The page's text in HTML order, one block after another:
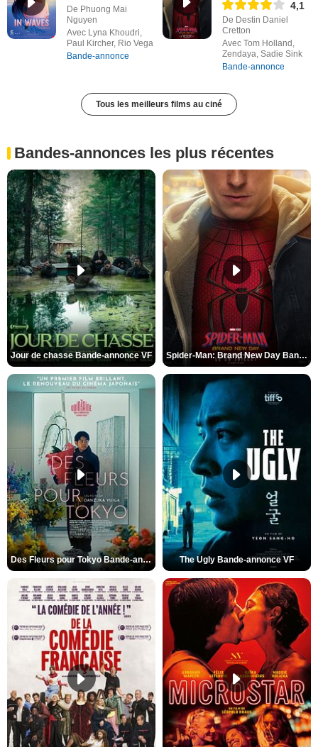
De Phuong Mai
Nguyen
Avec Lyna Khoudri,
Paul Kircher, Rio Vega
Bande-annonce
4,1
De Destin Daniel
Cretton
Avec Tom Holland,
Zendaya, Sadie Sink
Bande-annonce
Tous les meilleurs films au ciné
Bandes-annonces les plus récentes
Jour de chasse Bande-annonce VF Spider-Man: Brand New Day Bande-annonce (3) VO STFR
Des Fleurs pour Tokyo Bande-annonce VO STFR The Ugly Bande-annonce VF